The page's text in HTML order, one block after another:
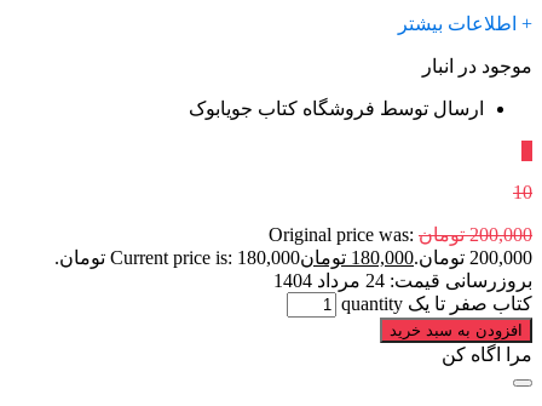
+ اطلاعات بیشتر
موجود در انبار
ارسال توسط فروشگاه کتاب جویابوک
10
200,000 تومان Original price was:
200,000 تومان.
180,000 تومانCurrent price is: 180,000 تومان.
بروزرسانی قیمت: 24 مرداد 1404
کتاب صفر تا یک quantity
افزودن به سبد خرید
مرا اگاه کن